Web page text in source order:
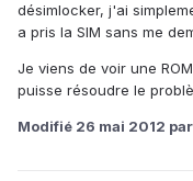
désimlocker, j'ai
a pris la SIM sans me
Je viens de voir une
puisse résoudre le
Modifié 26 mai 2012